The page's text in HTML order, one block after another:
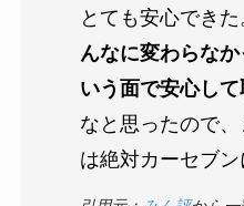
とても安心できた
んなに変わらな
いう面で安心し
なと思ったので
は絶対カーセブン